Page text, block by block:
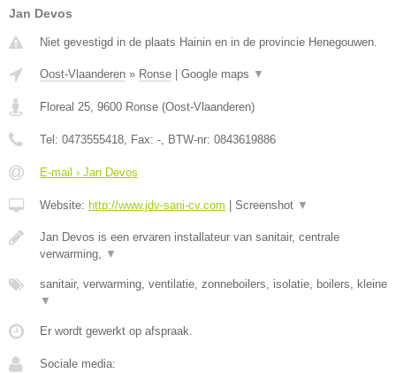
Jan Devos
Niet gevestigd in de plaats Hainin en in de provincie Henegouwen.
Oost-Vlaanderen » Ronse Google maps ▼
Floreal 25 9600 Ronse (Oost-Vlaanderen)
Tel: 0473555418 , Fax: - , BTW-nr: 0843619886
E-mail › Jan Devos
Website: http://www.jdv-sani-cv.com Screenshot ▼
Jan Devos is een ervaren installateur van sanitair, centrale
verwarming,
▼
sanitair, verwarming, ventilatie, zonneboilers, isolatie, boilers, kleine
▼
Er wordt gewerkt op afspraak.
Sociale media: